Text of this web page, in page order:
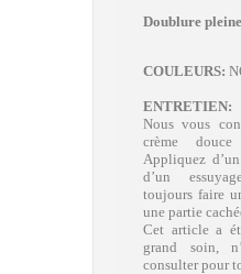
Doublure
COULEURS:
ENTRETIEN:
Nous vous
crème douce
Appliquez
d’un
toujours faire
une partie
Cet article a
grand soin,
consulter pour